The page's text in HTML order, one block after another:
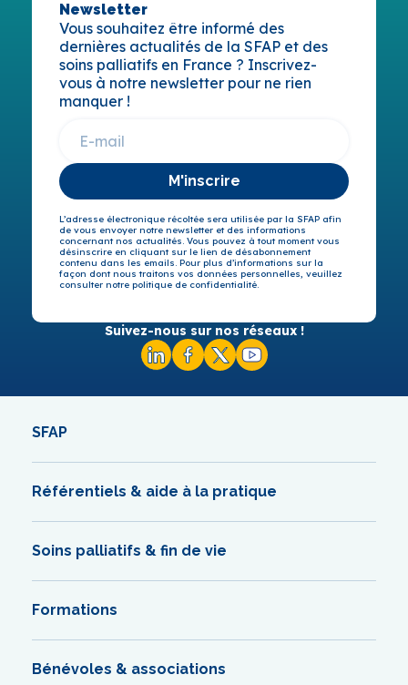
Newsletter
Vous souhaitez être informé des
dernières actualités de la SFAP et des
soins palliatifs en France ? Inscrivez-
vous à notre newsletter pour ne rien
manquer !
M'inscrire
L’adresse électronique récoltée sera utilisée par la SFAP afin
de vous envoyer notre newsletter et des informations
concernant nos actualités. Vous pouvez à tout moment vous
désinscrire en cliquant sur le lien de désabonnement
contenu dans les emails. Pour plus d’informations sur la
façon dont nous traitons vos données personnelles, veuillez
consulter notre politique de confidentialité.
Suivez-nous sur nos réseaux !
SFAP
Référentiels & aide à la pratique
Soins palliatifs & fin de vie
Formations
Bénévoles & associations